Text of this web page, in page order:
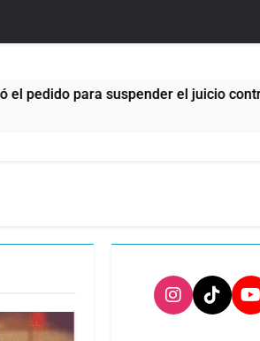
juicio contra Pity Alvarez